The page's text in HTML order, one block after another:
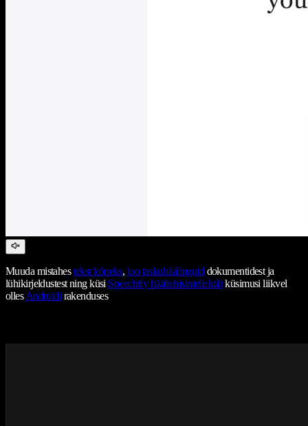
Muuda mistahestekst kõneks, loo taskuhäälinguiddokumentidest ja
lühikirjeldustest ning küsi Speechify häältehisintellektiltküsimusi liikvel
ollesAndroidirakenduses